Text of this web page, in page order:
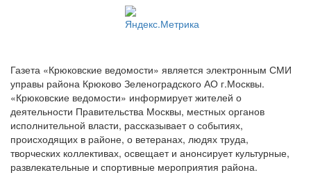
Газета «Крюковские ведомости» является электронным СМИ
управы района Крюково Зеленоградского АО г.Москвы.
«Крюковские ведомости» информирует жителей о
деятельности Правительства Москвы, местных органов
исполнительной власти, рассказывает о событиях,
происходящих в районе, о ветеранах, людях труда,
творческих коллективах, освещает и анонсирует культурные,
развлекательные и спортивные мероприятия района.